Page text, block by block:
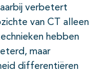
verbetert
van CT alleen
hebben
maar
differentiëren